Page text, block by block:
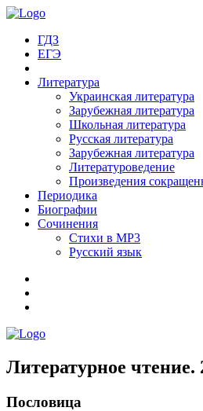
ГДЗ
ЕГЭ
Литература
Украинская литература
Зарубежная литература
Школьная литература
Русская литература
Зарубежная литература
Литературоведение
Произведения
Периодика
Биографии
Сочинения
Стихи в MP3
Русский язык
Литературное чтение.
Пословица